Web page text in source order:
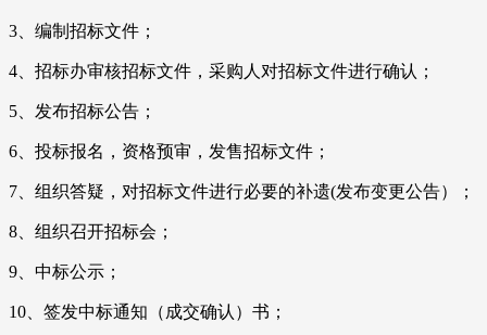
3、编制招标文件；
4、招标办审核招标文件，采购人对招标文件进行确认；
5、发布招标公告；
6、投标报名，资格预审，发售招标文件；
7、组织答疑，对招标文件进行必要的补遗(发布变更公告）；
8、组织召开招标会；
9、中标公示；
10、签发中标通知（成交确认）书；